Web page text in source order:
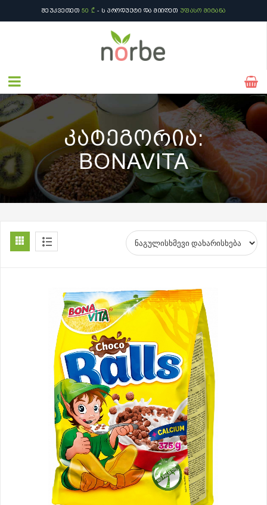
ᲨᲔᲣᲙᲕᲔᲗᲔᲗ 50 ₾ - Ს ᲞᲠᲝᲓᲣᲥᲢᲘ ᲓᲐ ᲛᲘᲘᲦᲔᲗ ᲣᲤᲐᲡᲝ ᲛᲘᲢᲐᲜᲐ
ᲨᲔᲣᲙᲕᲔᲗᲔᲗ50 ₾- Ს ᲞᲠᲝᲓᲣᲥᲢᲘ ᲓᲐ ᲛᲘᲘᲦᲔᲗᲣᲤᲐᲡᲝ ᲛᲘᲢᲐᲜᲐ
ᲙᲐᲢᲔᲒᲝᲠᲘᲐ:
BONAVITA